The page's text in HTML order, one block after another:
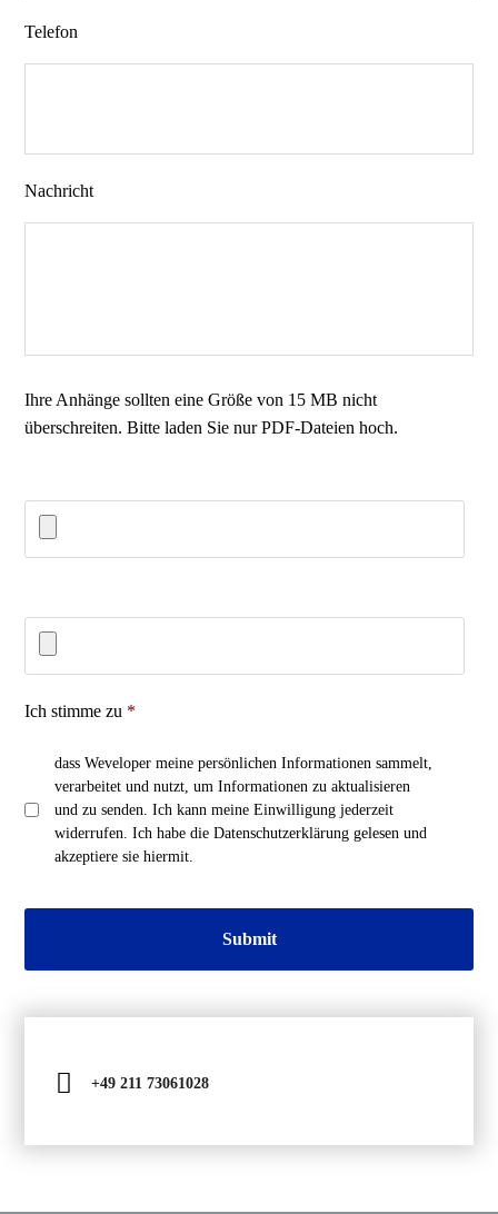
Telefon
Nachricht
Ihre Anhänge sollten eine Größe von 15 MB nicht
überschreiten. Bitte laden Sie nur PDF-Dateien hoch.
pdf,
docx.
file
doc,
docx.
Ich stimme zu *
dass Weveloper meine persönlichen Informationen sammelt,
verarbeitet und nutzt, um Informationen zu aktualisieren
und zu senden. Ich kann meine Einwilligung jederzeit
widerrufen. Ich habe die Datenschutzerklärung gelesen und
akzeptiere sie hiermit.
+49 211 73061028